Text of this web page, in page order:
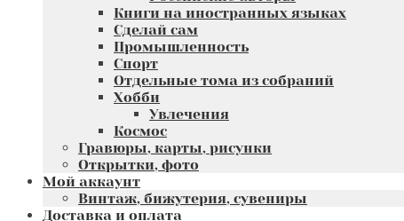
Книги на иностранных языках
Сделай сам
Промышленность
Спорт
Отдельные тома из собраний
Хобби
Увлечения
Космос
Гравюры, карты, рисунки
Открытки, фото
Мой аккаунт
Винтаж, бижутерия, сувениры
Доставка и оплата